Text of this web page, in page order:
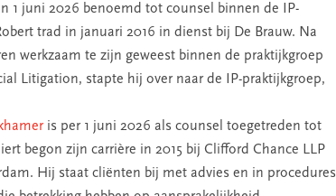
1 juni 2026 benoemd tot counsel binnen de IP-
trad in januari 2016 in dienst bij De Brauw. Na
werkzaam te zijn geweest binnen de praktijkgroep
Litigation, stapte hij over naar de IP-praktijkgroep,
is per 1 juni 2026 als counsel toegetreden tot
begon zijn carrière in 2015 bij Clifford Chance LLP
Hij staat cliënten bij met advies en in procedures